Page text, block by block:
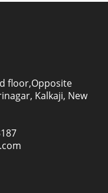
floor,Opposite
Kalkaji, New